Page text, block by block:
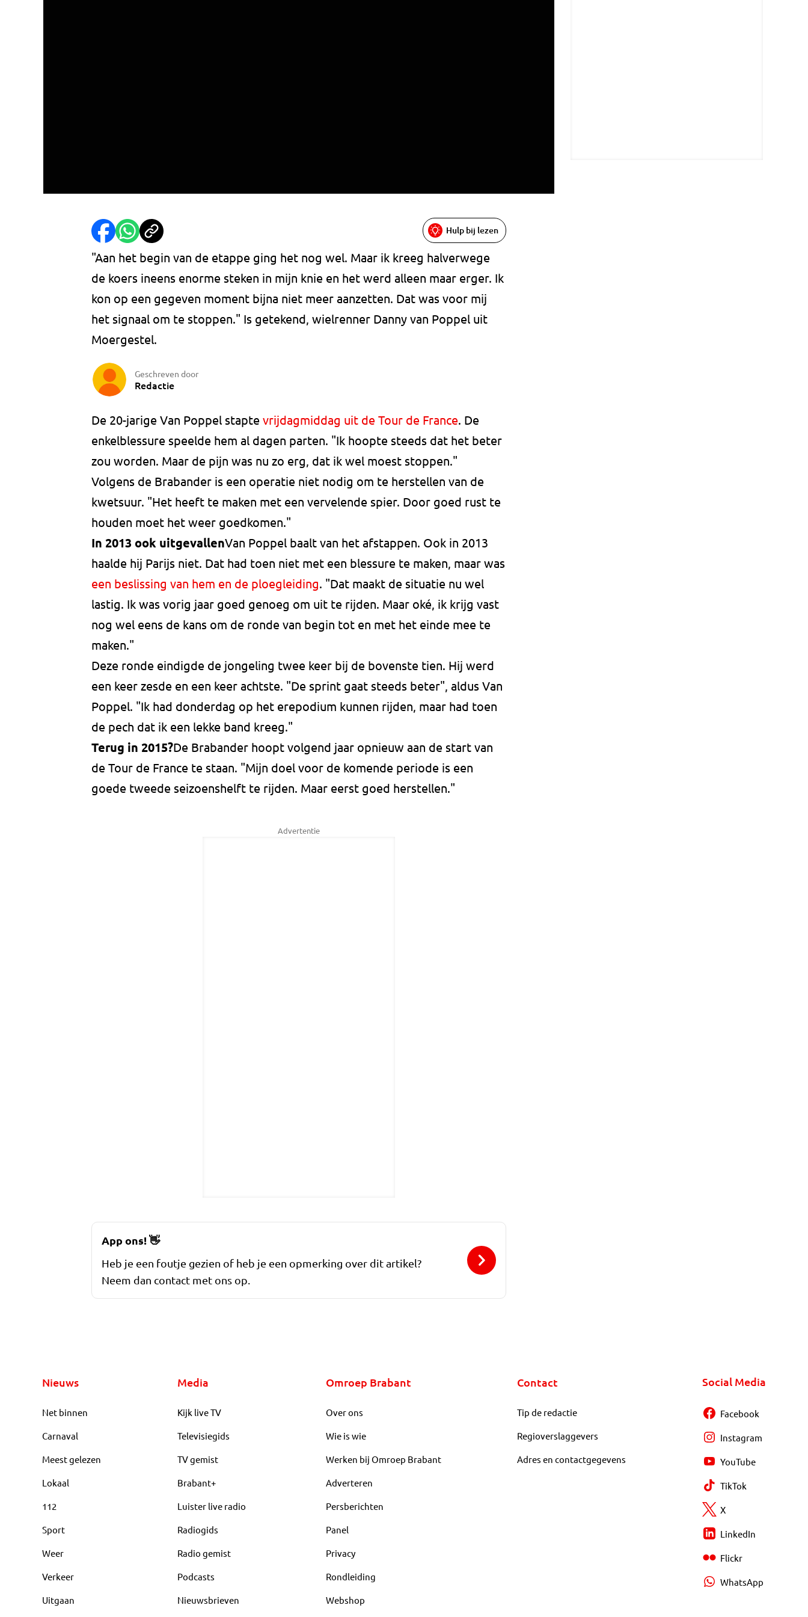
Hulp bij lezen
"Aan het begin van de etappe ging het nog wel. Maar ik kreeg halverwege
de koers ineens enorme steken in mijn knie en het werd alleen maar erger. Ik
kon op een gegeven moment bijna niet meer aanzetten. Dat was voor mij
het signaal om te stoppen." Is getekend, wielrenner Danny van Poppel uit
Moergestel.
Geschreven door
Redactie
De 20-jarige Van Poppel stapte vrijdagmiddag uit de Tour de France. De
enkelblessure speelde hem al dagen parten. "Ik hoopte steeds dat het beter
zou worden. Maar de pijn was nu zo erg, dat ik wel moest stoppen."
Volgens de Brabander is een operatie niet nodig om te herstellen van de
kwetsuur. "Het heeft te maken met een vervelende spier. Door goed rust te
houden moet het weer goedkomen."
In 2013 ook uitgevallenVan Poppel baalt van het afstappen. Ook in 2013
haalde hij Parijs niet. Dat had toen niet met een blessure te maken, maar was
een beslissing van hem en de ploegleiding. "Dat maakt de situatie nu wel
lastig. Ik was vorig jaar goed genoeg om uit te rijden. Maar oké, ik krijg vast
nog wel eens de kans om de ronde van begin tot en met het einde mee te
maken."
Deze ronde eindigde de jongeling twee keer bij de bovenste tien. Hij werd
een keer zesde en een keer achtste. "De sprint gaat steeds beter", aldus Van
Poppel. "Ik had donderdag op het erepodium kunnen rijden, maar had toen
de pech dat ik een lekke band kreeg."
Terug in 2015?De Brabander hoopt volgend jaar opnieuw aan de start van
de Tour de France te staan. "Mijn doel voor de komende periode is een
goede tweede seizoenshelft te rijden. Maar eerst goed herstellen."
Advertentie
App ons!👋
Heb je een foutje gezien of heb je een opmerking over dit artikel?
Neem dan contact met ons op.
Nieuws
Net binnen
Carnaval
Meest gelezen
Lokaal
112
Sport
Weer
Verkeer
Uitgaan
Media
Kijk live TV
Televisiegids
TV gemist
Brabant+
Luister live radio
Radiogids
Radio gemist
Podcasts
Nieuwsbrieven
Omroep Brabant
Over ons
Wie is wie
Werken bij Omroep Brabant
Adverteren
Persberichten
Panel
Privacy
Rondleiding
Webshop
Contact
Tip de redactie
Regioverslaggevers
Adres en contactgegevens
Social Media
Facebook
Instagram
YouTube
TikTok
X
LinkedIn
Flickr
WhatsApp